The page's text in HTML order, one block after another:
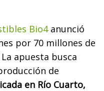
Bio4anunció
por 70 millones de
apuesta busca
de
en Río Cuarto,